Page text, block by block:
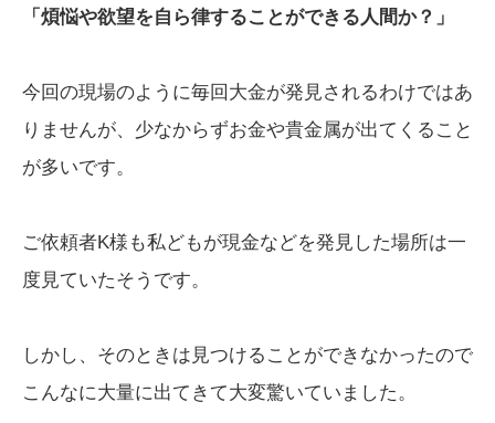
「煩悩や欲望を自ら律することができる人間か？」
今回の現場のように毎回大金が発見されるわけではあ
りませんが、少なからずお金や貴金属が出てくること
が多いです。
ご依頼者K様も私どもが現金などを発見した場所は一
度見ていたそうです。
しかし、そのときは見つけることができなかったので
こんなに大量に出てきて大変驚いていました。